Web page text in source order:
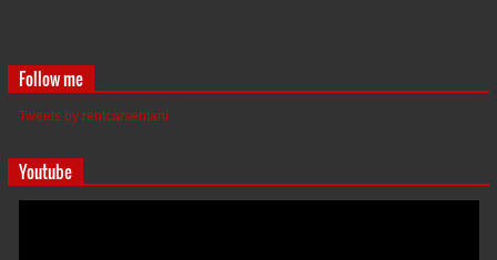
Follow me
Tweets by rentcarsentani
Youtube